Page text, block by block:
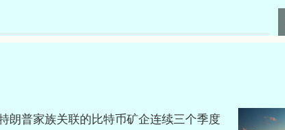
朗普家族关联的比特币矿企连续三个季度